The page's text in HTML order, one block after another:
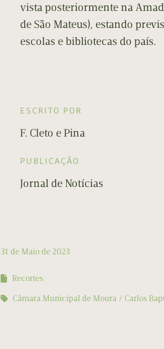
vista posteriormente na
de São Mateus), estando
escolas e bibliotecas do país.
ESCRITO POR
F. Cleto e Pina
PUBLICAÇÃO
Jornal de Notícias
31 de Maio de 2023
Recortes
Câmara Municipal de Moura
Carlos